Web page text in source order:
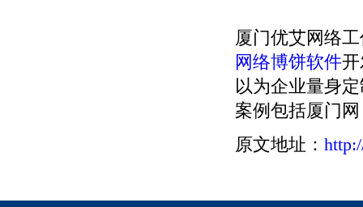
厦门优艾网络
网络博饼软件
以为企业量身
案例包括厦门
原文地址：